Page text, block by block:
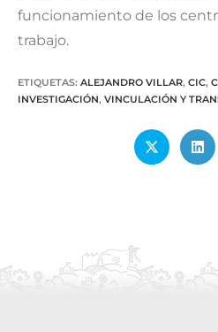
funcionamiento de los
trabajo.
ETIQUETAS: ALEJANDRO VILLAR, CIC,
INVESTIGACIÓN, VINCULACIÓN Y